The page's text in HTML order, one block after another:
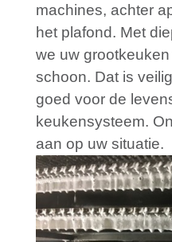
machines, achter
het plafond. Met
we uw
schoon. Dat is
goed voor de
keukensysteem.
aan op uw situatie.